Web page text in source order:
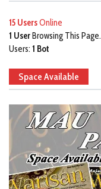
15 UsersOnline
1 UserBrowsing This Page.
Users: 1 Bot
Space Available